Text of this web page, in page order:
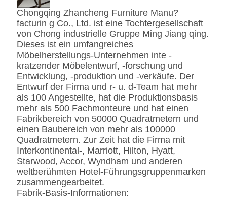
Harware
Hettich
Schaum
Hoher Densily-Schaum.
Gewebe
Leder-/echtes
Leder-/Microfiber-Leder-
CA117 Standard oder
BS5852 Standardire des
Gewebe-/PU beständig
SS
Edelstahl #201 #304 #316,
bürstete oder
Spiegeloberfläche.
Fingerprintless
Verarbeitung
Marmor
Natürliches ausgeführt,
Kunde-spezifizierten
Chongqing Zhancheng Furniture Manu?
facturin g Co., Ltd. ist eine Tochtergesellschaft
von Chong industrielle Gruppe Ming Jiang qing.
Dieses ist ein umfangreiches
Möbelherstellungs-Unternehmen inte -
kratzender Möbelentwurf, -forschung und
Entwicklung, -produktion und -verkäufe. Der
Entwurf der Firma und r- u. d-Team hat mehr
als 100 Angestellte, hat die Produktionsbasis
mehr als 500 Fachmonteure und hat einen
Fabrikbereich von 50000 Quadratmetern und
einen Baubereich von mehr als 100000
Quadratmetern. Zur Zeit hat die Firma mit
Interkontinental-, Marriott, Hilton, Hyatt,
Starwood, Accor, Wyndham und anderen
weltberühmten Hotel-Führungsgruppenmarken
zusammengearbeitet.
Fabrik-Basis-Informationen: